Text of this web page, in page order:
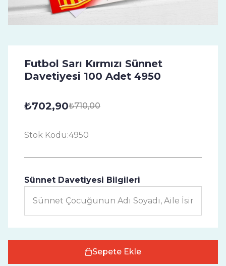
Futbol Sarı Kırmızı Sünnet
Davetiyesi 100 Adet 4950
₺702,90₺710,00
Stok Kodu:4950
Sünnet Davetiyesi Bilgileri
Sepete Ekle